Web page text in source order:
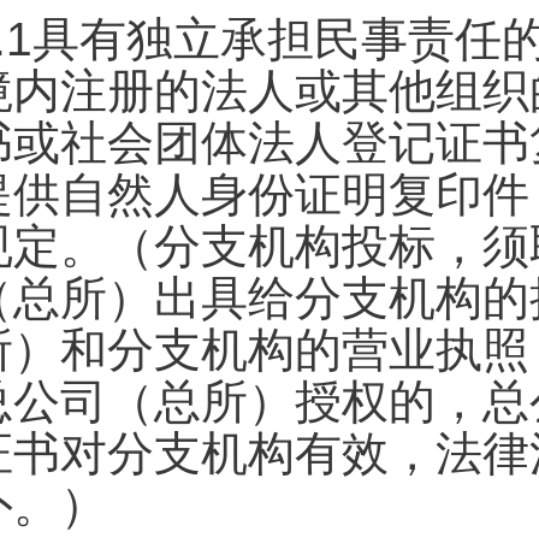
具有独立承担民事责任
内注册的法人或其他组
或社会团体法人登记证
供自然人身份证明复印
定。（分支机构投标，
总所）出具给分支机构
）和分支机构的营业执
公司（总所）授权的，
书对分支机构有效，法
）